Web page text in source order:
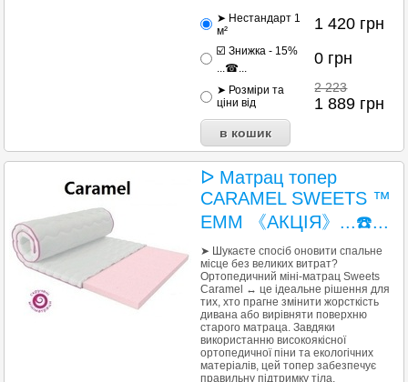
➤ Нестандарт 1
м²
1 420 грн
☑️ Знижка - 15%
...☎...
0 грн
➤ Розміри та
ціни від
2 223
1 889 грн
ᐅ Матрац топер
CARAMEL SWEETS ™
EMM 《АКЦІЯ》...☎️...
➤ Шукаєте спосіб оновити спальне
місце без великих витрат?
Ортопедичний міні-матрац Sweets
Caramel ↔ це ідеальне рішення для
тих, хто прагне змінити жорсткість
дивана або вирівняти поверхню
старого матраца. Завдяки
використанню високоякісної
ортопедичної піни та екологічних
матеріалів, цей топер забезпечує
правильну підтримку тіла,